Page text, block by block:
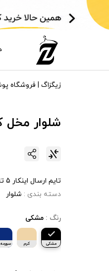
زیگزاگ | فروشگاه
شلوار مخل
تایم ارسال اینکار 5 تا 10 روز کاری بعد از ثبت سفارش میباشد .
دسته بندی : شلوار
رنگ : مشکی
مشکی کرم